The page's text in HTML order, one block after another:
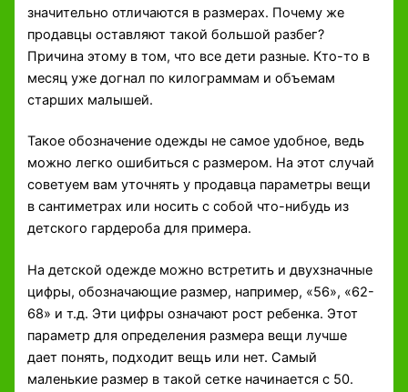
значительно отличаются в размерах. Почему же
продавцы оставляют такой большой разбег?
Причина этому в том, что все дети разные. Кто-то в
месяц уже догнал по килограммам и объемам
старших малышей.
Такое обозначение одежды не самое удобное, ведь
можно легко ошибиться с размером. На этот случай
советуем вам уточнять у продавца параметры вещи
в сантиметрах или носить с собой что-нибудь из
детского гардероба для примера.
На детской одежде можно встретить и двухзначные
цифры, обозначающие размер, например, «56», «62-
68» и т.д. Эти цифры означают рост ребенка. Этот
параметр для определения размера вещи лучше
дает понять, подходит вещь или нет. Самый
маленькие размер в такой сетке начинается с 50.